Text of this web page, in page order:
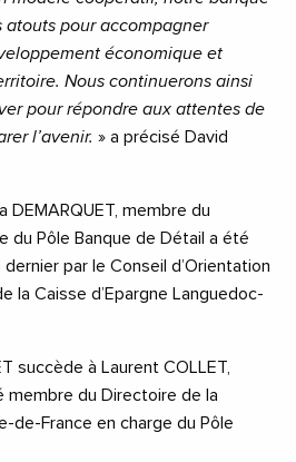
atouts pour accompagner
économique et
Nous continuerons ainsi
pour répondre aux attentes de
l’avenir. » a précisé David
DEMARQUET, membre du
du Pôle Banque de Détail a été
par le Conseil d’Orientation
la Caisse d’Epargne Languedoc-
succède à Laurent COLLET,
membre du Directoire de la
de-France en charge du Pôle